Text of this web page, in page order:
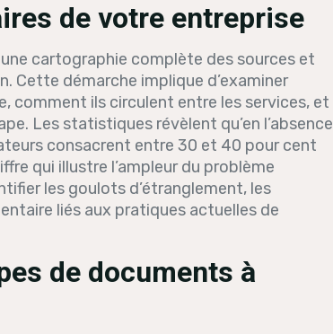
de votre entreprise
cartographie complète des sources et
Cette démarche implique d’examiner
comment ils circulent entre les services, et
Les statistiques révèlent qu’en l’absence
consacrent entre 30 et 40 pour cent
qui illustre l’ampleur du problème
les goulots d’étranglement, les
liés aux pratiques actuelles de
de documents à